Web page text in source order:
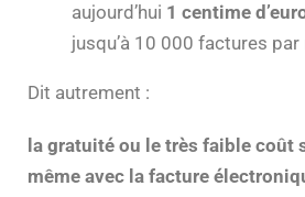
aujourd’hui 1 centime
jusqu’à 10 000 factures par
Dit autrement :
la gratuité ou le très faible coût
même avec la facture